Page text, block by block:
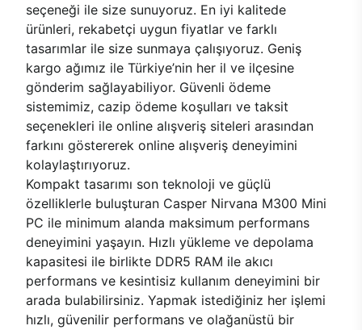
seçeneği ile size sunuyoruz. En iyi kalitede
ürünleri, rekabetçi uygun fiyatlar ve farklı
tasarımlar ile size sunmaya çalışıyoruz. Geniş
kargo ağımız ile Türkiye’nin her il ve ilçesine
gönderim sağlayabiliyor. Güvenli ödeme
sistemimiz, cazip ödeme koşulları ve taksit
seçenekleri ile online alışveriş siteleri arasından
farkını göstererek online alışveriş deneyimini
kolaylaştırıyoruz.
Kompakt tasarımı son teknoloji ve güçlü
özelliklerle buluşturan Casper Nirvana M300 Mini
PC ile minimum alanda maksimum performans
deneyimini yaşayın. Hızlı yükleme ve depolama
kapasitesi ile birlikte DDR5 RAM ile akıcı
performans ve kesintisiz kullanım deneyimini bir
arada bulabilirsiniz. Yapmak istediğiniz her işlemi
hızlı, güvenilir performans ve olağanüstü bir